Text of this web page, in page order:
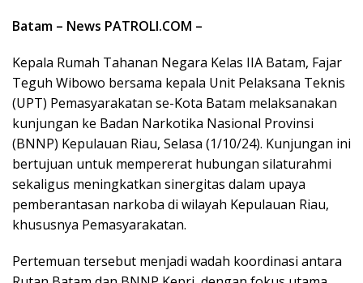
Batam – News PATROLI.COM –
Kepala Rumah Tahanan Negara Kelas IIA Batam, Fajar
Teguh Wibowo bersama kepala Unit Pelaksana Teknis
(UPT) Pemasyarakatan se-Kota Batam melaksanakan
kunjungan ke Badan Narkotika Nasional Provinsi
(BNNP) Kepulauan Riau, Selasa (1/10/24). Kunjungan ini
bertujuan untuk mempererat hubungan silaturahmi
sekaligus meningkatkan sinergitas dalam upaya
pemberantasan narkoba di wilayah Kepulauan Riau,
khususnya Pemasyarakatan.
Pertemuan tersebut menjadi wadah koordinasi antara